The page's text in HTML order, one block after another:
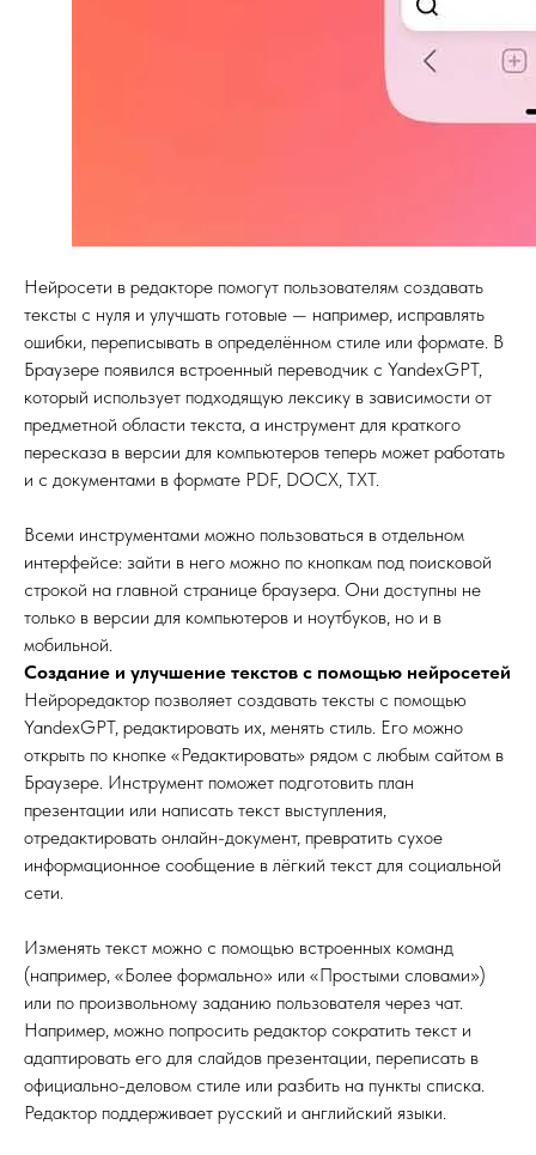
Нейросети в редакторе помогут пользователям создавать
тексты с нуля и улучшать готовые — например, исправлять
ошибки, переписывать в определённом стиле или формате. В
Браузере появился встроенный переводчик с YandexGPT,
который использует подходящую лексику в зависимости от
предметной области текста, а инструмент для краткого
пересказа в версии для компьютеров теперь может работать
и с документами в формате PDF, DOCX, TXT.
Всеми инструментами можно пользоваться в отдельном
интерфейсе: зайти в него можно по кнопкам под поисковой
строкой на главной странице браузера. Они доступны не
только в версии для компьютеров и ноутбуков, но и в
мобильной.
Создание и улучшение текстов с помощью нейросетей
Нейроредактор позволяет создавать тексты с помощью
YandexGPT, редактировать их, менять стиль. Его можно
открыть по кнопке «Редактировать» рядом с любым сайтом в
Браузере. Инструмент поможет подготовить план
презентации или написать текст выступления,
отредактировать онлайн-документ, превратить сухое
информационное сообщение в лёгкий текст для социальной
сети.
Изменять текст можно с помощью встроенных команд
(например, «Более формально» или «Простыми словами»)
или по произвольному заданию пользователя через чат.
Например, можно попросить редактор сократить текст и
адаптировать его для слайдов презентации, переписать в
официально-деловом стиле или разбить на пункты списка.
Редактор поддерживает русский и английский языки.